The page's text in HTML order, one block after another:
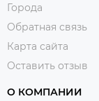
Города
Обратная связь
Карта сайта
Оставить отзыв
О КОМПАНИИ